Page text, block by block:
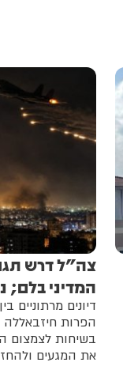
צה"ל דרש
המדיני בלם;
דיונים מרתוניים
הפרות
בשיחות לצמצום
את המגעים